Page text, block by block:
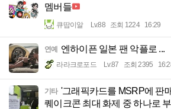
멤버들
큐땁이알 Lv.88 조회 1224 16:29
연예 엔하이픈 일본 팬 악플로 ...
라라크로포드 Lv.87 조회 2395
기타 '그래픽카드를 MSRP에 판
퀘이크콘 최대 화제 중 하나로